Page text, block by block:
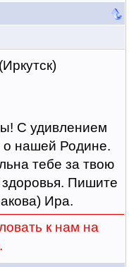
С удивлением
о нашей Родине.
тебе за твою
Пишите
Ира.
к нам на